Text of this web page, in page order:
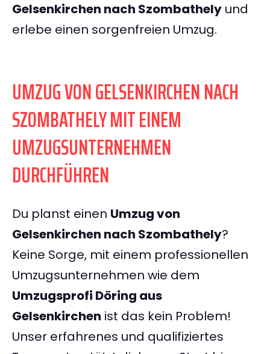
Gelsenkirchen nach Szombathely und
erlebe einen sorgenfreien Umzug.
UMZUG VON GELSENKIRCHEN NACH
SZOMBATHELY MIT EINEM
UMZUGSUNTERNEHMEN
DURCHFÜHREN
Du planst einen Umzug von
Gelsenkirchen nach Szombathely?
Keine Sorge, mit einem professionellen
Umzugsunternehmen wie dem
Umzugsprofi Döring aus
Gelsenkirchen ist das kein Problem!
Unser erfahrenes und qualifiziertes